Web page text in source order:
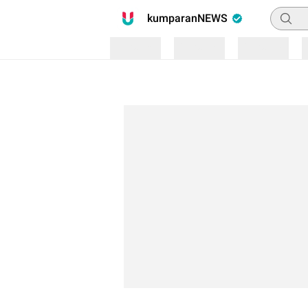
kumparanNEWS